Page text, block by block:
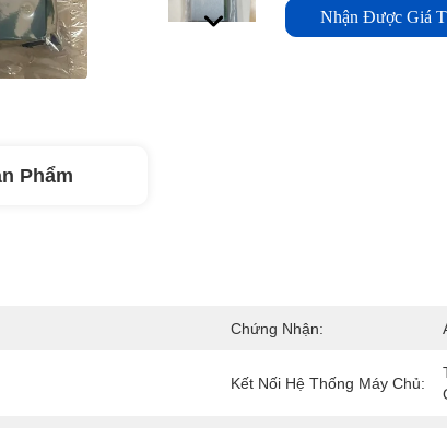
Nhận Được Giá
Phẩm
Chứng Nhận:
Kết Nối Hệ Thống Máy Chủ: